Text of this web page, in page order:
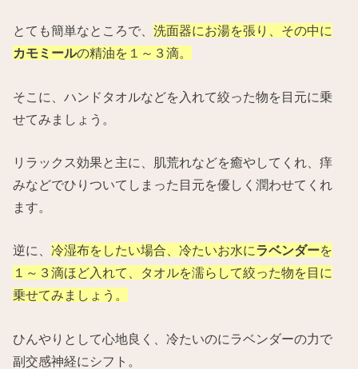
とても簡単なところで、洗面器にお湯を張り、その中に
カモミールの精油を１～３滴。
そこに、ハンドタオルなどを入れて絞った物を目元に乗
せてみましょう。
リラックス効果と主に、肌荒れなどを癒やしてくれ、痒
みなどでひりついてしまった目元を優しく潤わせてくれ
ます。
逆に、冷湿布をしたい場合、冷たいお水にラベンダーを
１～３滴ほど入れて、タオルを濡らして絞った物を目に
乗せてみましょう。
ひんやりとして心地良く、冷たいのにラベンダーの力で
副交感神経にシフト。